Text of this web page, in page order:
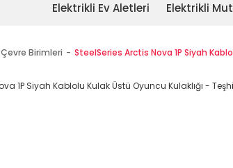
Elektrikli Ev Aletleri Elektrikli
Çevre Birimleri SteelSeries Arctis Nova 1P Siyah